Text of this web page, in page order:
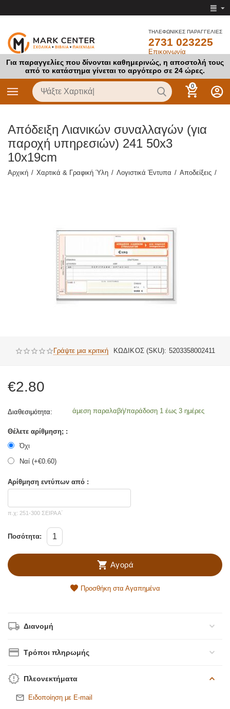
ΤΗΛΕΦΩΝΙΚΕΣ ΠΑΡΑΓΓΕΛΙΕΣ
2731 023225
Επικοινωνία
Για παραγγελίες που δίνονται καθημερινώς, η αποστολή τους
από το κατάστημα γίνεται το αργότερο σε 24 ώρες.
0
Απόδειξη Λιανικών συναλλαγών (για
παροχή υπηρεσιών) 241 50x3
10x19cm
Αρχική / Χαρτικά & Γραφική Ύλη / Λογιστικά Έντυπα / Αποδείξεις /
Γράψτε μια κριτική ΚΩΔΙΚΟΣ (SKU): 5203358002411
€2.80
Διαθεσιμότητα: άμεση παραλαβή/παράδοση 1 έως 3 ημέρες
Θέλετε αρίθμηση; :
Όχι
Ναί (+€0.60)
Αρίθμηση εντύπων από :
π.χ: 251-300 ΣΕΙΡΑ Α΄
Ποσότητα:
Αγορά
Προσθήκη στα Αγαπημένα
Διανομή
Τρόποι πληρωμής
Πλεονεκτήματα
Ειδοποίηση με E-mail